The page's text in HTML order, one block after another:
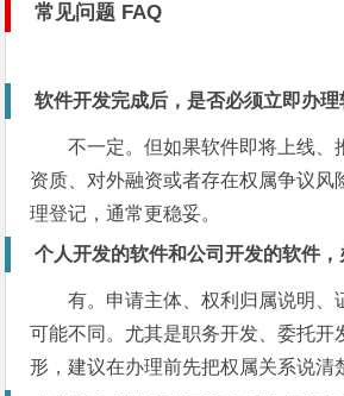
常见问题 FAQ
软件开发完成后，是否必须立即办理
不一定。但如果软件即将上线、
资质、对外融资或者存在权属争议风
理登记，通常更稳妥。
个人开发的软件和公司开发的软件，
有。申请主体、权利归属说明、
可能不同。尤其是职务开发、委托开
形，建议在办理前先把权属关系说清